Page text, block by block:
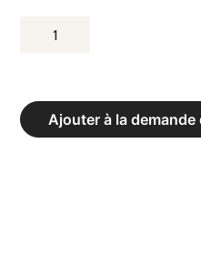
Ajouter à la demande
QUANTITÉ
POUR
MÉDECINE